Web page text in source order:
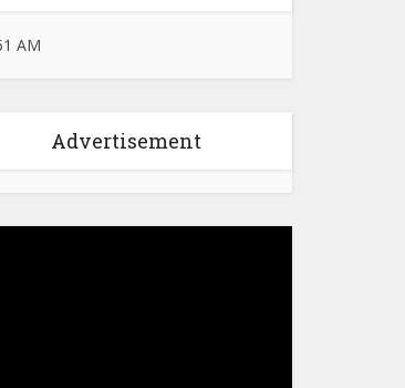
AM
Advertisement